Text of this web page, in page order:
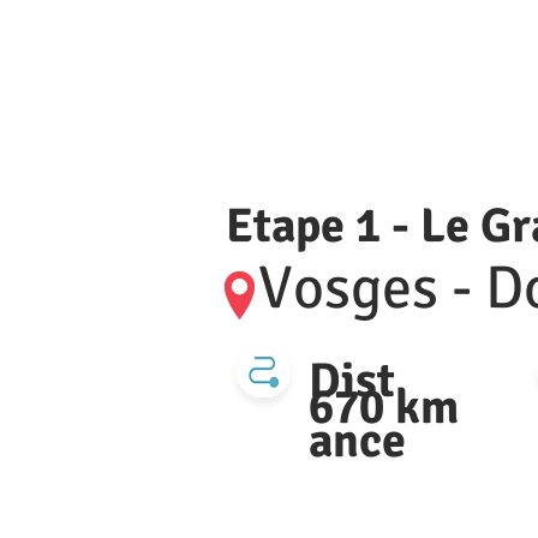
Etape 1 - Le
Vosges -
670 km
Dist
ance